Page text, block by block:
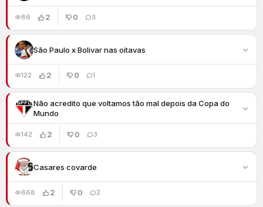
86 2 0 3
São Paulo x Bolivar nas oitavas
122 2 0 1
Não acredito que voltamos tão mal depois da Copa do
Mundo
142 2 0 3
Casares covarde
668 2 0 2